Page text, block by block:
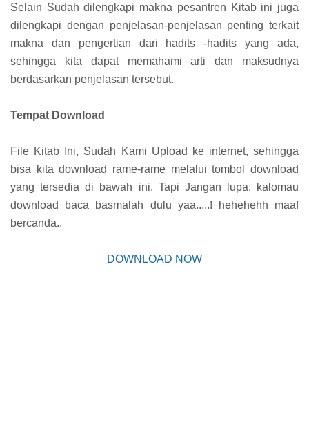
Selain Sudah dilengkapi makna pesantren Kitab ini juga
dilengkapi dengan penjelasan-penjelasan penting terkait
makna dan pengertian dari hadits -hadits yang ada,
sehingga kita dapat memahami arti dan maksudnya
berdasarkan penjelasan tersebut.
Tempat Download
File Kitab Ini, Sudah Kami Upload ke internet, sehingga
bisa kita download rame-rame melalui tombol download
yang tersedia di bawah ini. Tapi Jangan lupa, kalomau
download baca basmalah dulu yaa.....! hehehehh maaf
bercanda..
DOWNLOAD NOW